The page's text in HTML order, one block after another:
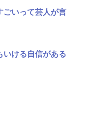
ごいって芸人が言
いける自信がある